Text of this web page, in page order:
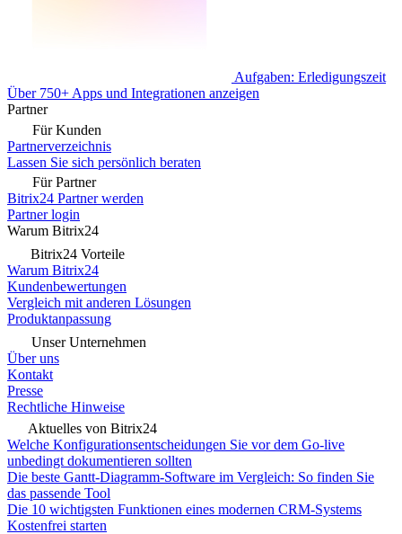
Aufgaben: Erledigungszeit
Über 750+ Apps und Integrationen anzeigen
Partner
Für Kunden
Partnerverzeichnis
Lassen Sie sich persönlich beraten
Für Partner
Bitrix24 Partner werden
Partner login
Warum Bitrix24
Bitrix24 Vorteile
Warum Bitrix24
Kundenbewertungen
Vergleich mit anderen Lösungen
Produktanpassung
Unser Unternehmen
Über uns
Kontakt
Presse
Rechtliche Hinweise
Aktuelles von Bitrix24
Welche Konfigurationsentscheidungen Sie vor dem Go-live
unbedingt dokumentieren sollten
Die beste Gantt-Diagramm-Software im Vergleich: So finden Sie
das passende Tool
Die 10 wichtigsten Funktionen eines modernen CRM-Systems
Kostenfrei starten